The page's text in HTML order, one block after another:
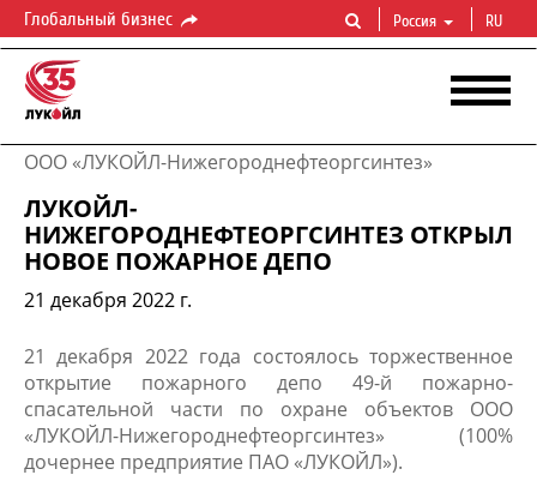
Глобальный бизнес Россия RU
ООО «ЛУКОЙЛ-Нижегороднефтеоргсинтез»
ЛУКОЙЛ-
НИЖЕГОРОДНЕФТЕОРГСИНТЕЗ ОТКРЫЛ
НОВОЕ ПОЖАРНОЕ ДЕПО
21 декабря 2022 г.
21 декабря 2022 года состоялось торжественное
открытие пожарного депо 49-й пожарно-
спасательной части по охране объектов ООО
«ЛУКОЙЛ-Нижегороднефтеоргсинтез» (100%
дочернее предприятие ПАО «ЛУКОЙЛ»).